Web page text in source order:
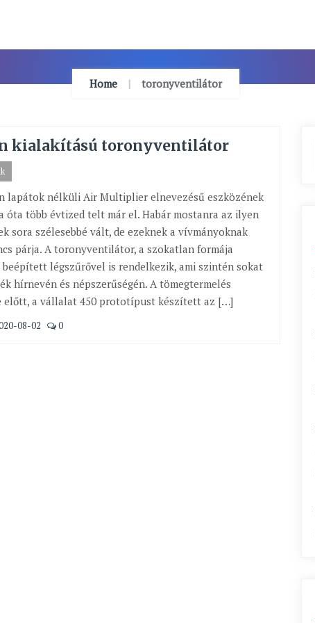
Home toronyventilátor
kialakítású toronyventilátor
lapátok nélküli Air Multiplier elnevezésű eszközének
óta több évtized telt már el. Habár mostanra az ilyen
sora szélesebbé vált, de ezeknek a vívmányoknak
párja. A toronyventilátor, a szokatlan formája
légszűrővel is rendelkezik, ami szintén sokat
hírnevén és népszerűségén. A tömegtermelés
előtt, a vállalat 450 prototípust készített az […]
08-02 0